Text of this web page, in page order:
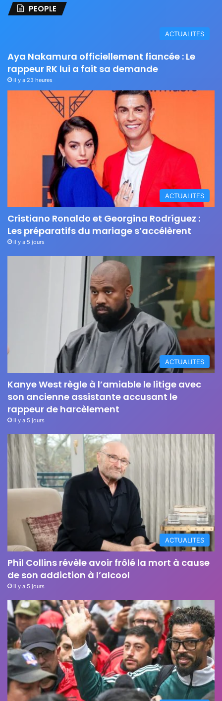
PEOPLE
ACTUALITES
Aya Nakamura officiellement fiancée : Le
rappeur RK lui a fait sa demande
il y a 23 heures
ACTUALITES
Cristiano Ronaldo et Georgina Rodríguez :
Les préparatifs du mariage s’accélèrent
il y a 5 jours
ACTUALITES
Kanye West règle à l’amiable le litige avec
son ancienne assistante accusant le
rappeur de harcèlement
il y a 5 jours
ACTUALITES
Phil Collins révèle avoir frôlé la mort à cause
de son addiction à l’alcool
il y a 5 jours